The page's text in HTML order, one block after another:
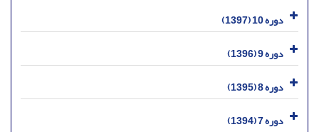
دوره 10 (1397)
دوره 9 (1396)
دوره 8 (1395)
دوره 7 (1394)